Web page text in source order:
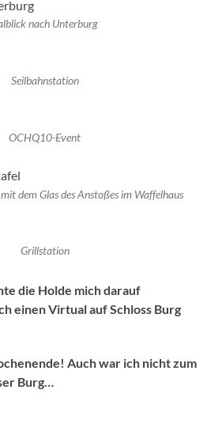
nach Unterburg
Seilbahnstation
OCHQ10-Event
dem Glas des Anstoßes im Waffelhaus
Grillstation
die Holde mich darauf
einen Virtual auf Schloss Burg
Auch war ich nicht zum
Burg…